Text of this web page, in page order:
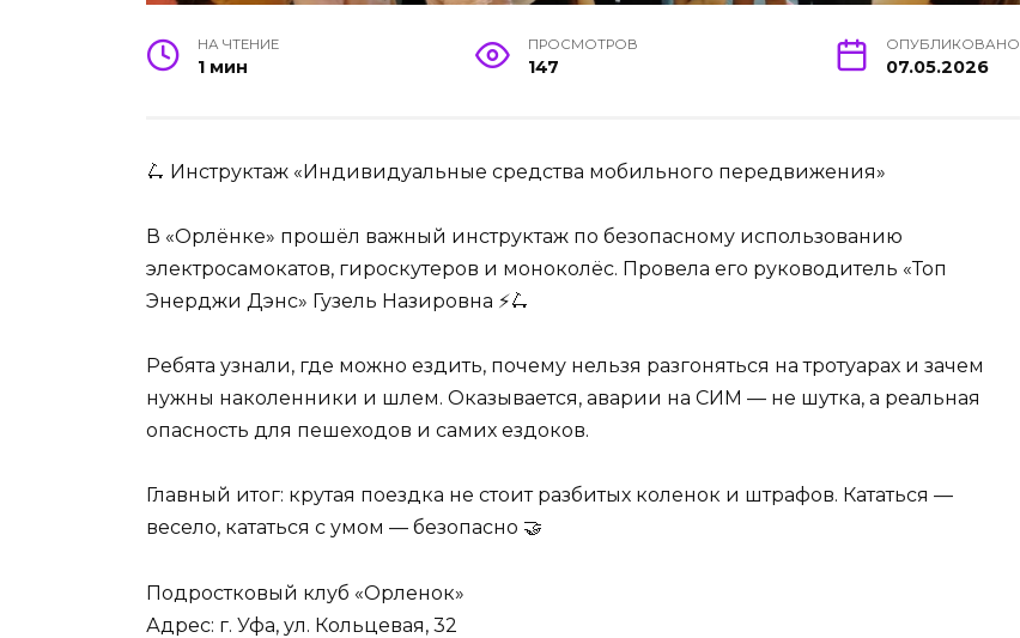
НА ЧТЕНИЕ
1 мин
ПРОСМОТРОВ
147
ОПУБЛИКОВАНО
07.05.2026
🛴 Инструктаж «Индивидуальные средства мобильного передвижения»
В «Орлёнке» прошёл важный инструктаж по безопасному использованию
электросамокатов, гироскутеров и моноколёс. Провела его руководитель «Топ
Энерджи Дэнс» Гузель Назировна ⚡🛴
Ребята узнали, где можно ездить, почему нельзя разгоняться на тротуарах и зачем
нужны наколенники и шлем. Оказывается, аварии на СИМ — не шутка, а реальная
опасность для пешеходов и самих ездоков.
Главный итог: крутая поездка не стоит разбитых коленок и штрафов. Кататься —
весело, кататься с умом — безопасно 🤝
Подростковый клуб «Орленок»
Адрес: г. Уфа, ул. Кольцевая, 32